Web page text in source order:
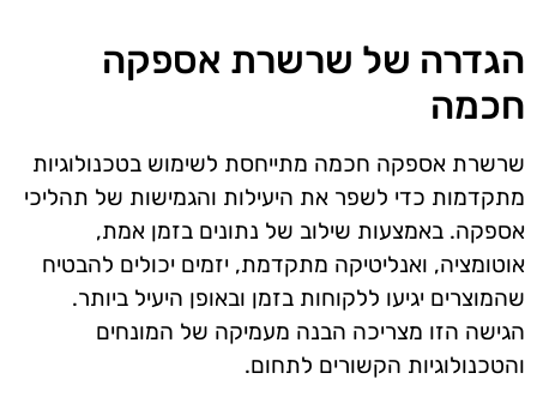
הגדרה של שרשרת אספקה
חכמה
שרשרת אספקה חכמה מתייחסת לשימוש בטכנולוגיות
מתקדמות כדי לשפר את היעילות והגמישות של תהליכי
אספקה. באמצעות שילוב של נתונים בזמן אמת,
אוטומציה, ואנליטיקה מתקדמת, יזמים יכולים להבטיח
שהמוצרים יגיעו ללקוחות בזמן ובאופן היעיל ביותר.
הגישה הזו מצריכה הבנה מעמיקה של המונחים
והטכנולוגיות הקשורים לתחום.